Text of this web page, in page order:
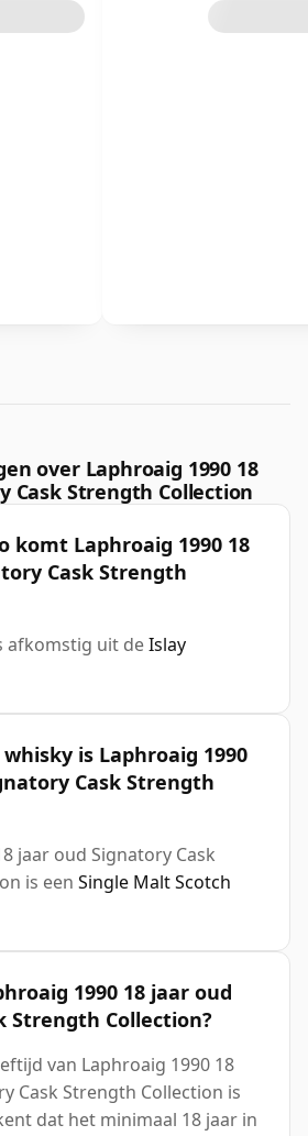
over Laphroaig 1990 18
Cask Strength Collection
komt Laphroaig 1990 18
Cask Strength
afkomstig uit deIslay
is Laphroaig 1990
Cask Strength
jaar oud Signatory Cask
is een Single Malt Scotch
1990 18 jaar oud
Strength Collection?
van Laphroaig 1990 18
Cask Strength Collection is
dat het minimaal 18 jaar in